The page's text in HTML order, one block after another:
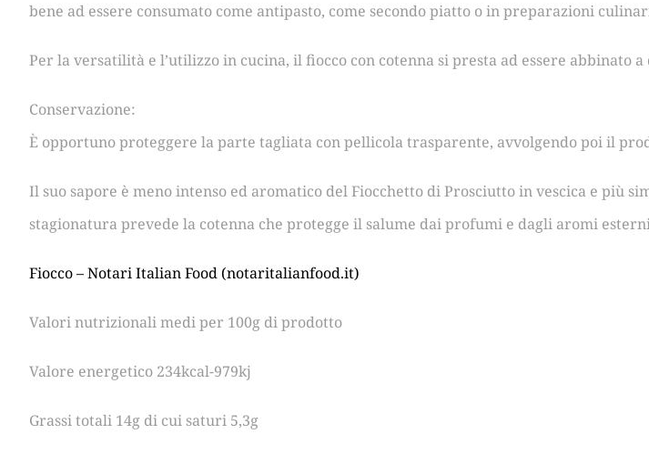
bene ad essere consumato come antipasto, come secondo piatto o in preparazioni
Per la versatilità e l’utilizzo in cucina, il fiocco con cotenna si presta ad essere
Conservazione:
È opportuno proteggere la parte tagliata con pellicola trasparente, avvolgendo poi il
Il suo sapore è meno intenso ed aromatico del Fiocchetto di Prosciutto in vescica e più
stagionatura prevede la cotenna che protegge il salume dai profumi e dagli aromi
Fiocco – Notari Italian Food (notaritalianfood.it)
Valori nutrizionali medi per 100g di prodotto
Valore energetico 234kcal-979kj
Grassi totali 14g di cui saturi 5,3g